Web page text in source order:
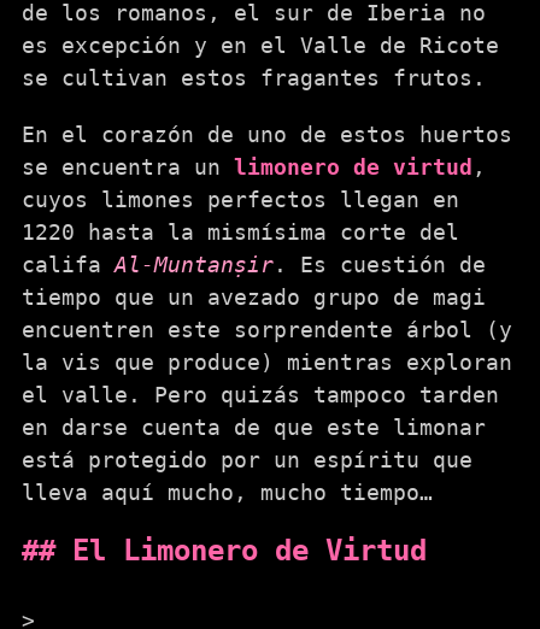
de los romanos, el sur de Iberia no
es excepción y en el Valle de Ricote
se cultivan estos fragantes frutos.
En el corazón de uno de estos huertos
se encuentra un limonero de virtud ,
cuyos limones perfectos llegan en
1220 hasta la mismísima corte del
califaAl-Muntanṣir. Es cuestión de
tiempo que un avezado grupo de magi
encuentren este sorprendente árbol (y
la vis que produce) mientras exploran
el valle. Pero quizás tampoco tarden
en darse cuenta de que este limonar
está protegido por un espíritu que
lleva aquí mucho, mucho tiempo…
El Limonero de Virtud